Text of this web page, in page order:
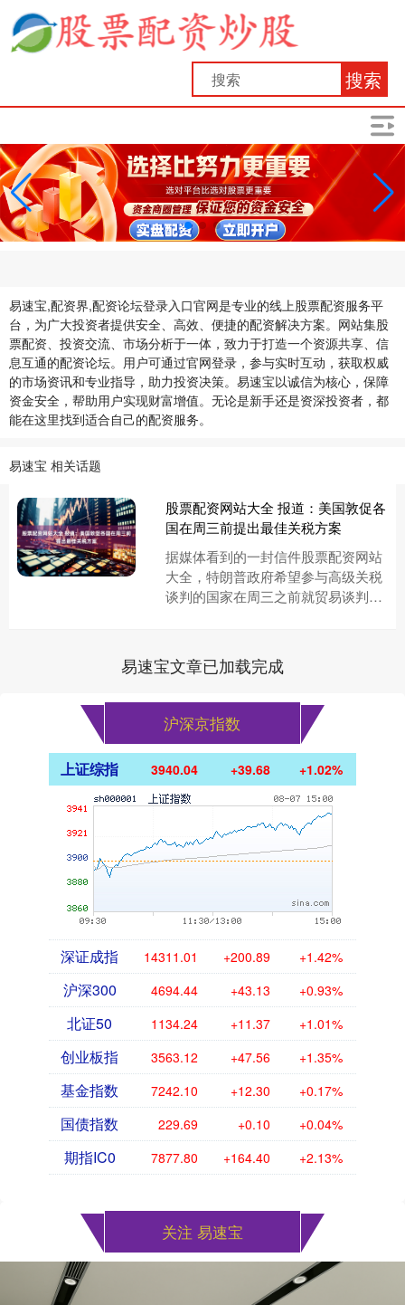
搜索
易速宝,配资界,配资论坛登录入口官网是专业的线上股票配资服务平
台，为广大投资者提供安全、高效、便捷的配资解决方案。网站集股
票配资、投资交流、市场分析于一体，致力于打造一个资源共享、信
息互通的配资论坛。用户可通过官网登录，参与实时互动，获取权威
的市场资讯和专业指导，助力投资决策。易速宝以诚信为核心，保障
资金安全，帮助用户实现财富增值。无论是新手还是资深投资者，都
能在这里找到适合自己的配资服务。
易速宝 相关话题
股票配资网站大全 报道：美国敦促各
国在周三前提出最佳关税方案
据媒体看到的一封信件股票配资网站
大全，特朗普政府希望参与高级关税
谈判的国家在周三之前就贸易谈判提
易速宝文章已加载完成
沪深京指数
上证综指 3940.04 +39.68 +1.02%
深证成指 14311.01 +200.89 +1.42%
沪深300 4694.44 +43.13 +0.93%
北证50 1134.24 +11.37 +1.01%
创业板指 3563.12 +47.56 +1.35%
基金指数 7242.10 +12.30 +0.17%
国债指数 229.69 +0.10 +0.04%
期指IC0 7877.80 +164.40 +2.13%
关注 易速宝